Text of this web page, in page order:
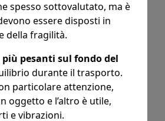
spesso sottovalutato, ma è
essere disposti in
della fragilità.
pesanti sul fondo del
durante il trasporto.
particolare attenzione,
oggetto e l’altro è utile,
e vibrazioni.